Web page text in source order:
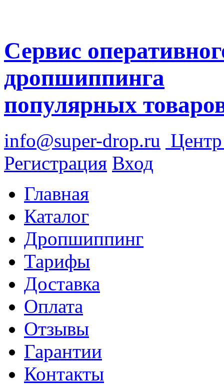
Сервис
дропшиппинга
популярных
info@super-drop.ru
Регистрация Вход
Главная
Каталог
Дропшиппинг
Тарифы
Доставка
Оплата
Отзывы
Гарантии
Контакты